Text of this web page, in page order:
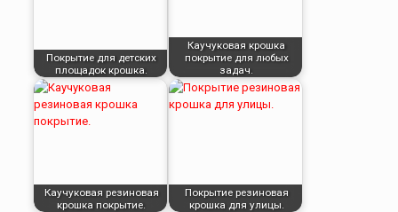
Покрытие для детских
площадок крошка.
Каучуковая крошка
покрытие для любых
задач.
Каучуковая резиновая
крошка покрытие.
Покрытие резиновая
крошка для улицы.